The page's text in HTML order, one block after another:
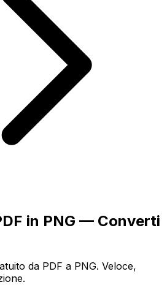
in PNG — Converti
da PDF a PNG. Veloce,